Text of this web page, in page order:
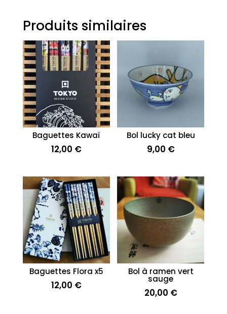
Produits similaires
Baguettes Kawaï
12,00 €
Bol lucky cat bleu
9,00 €
Baguettes Flora x5
12,00 €
Bol à ramen vert
sauge
20,00 €